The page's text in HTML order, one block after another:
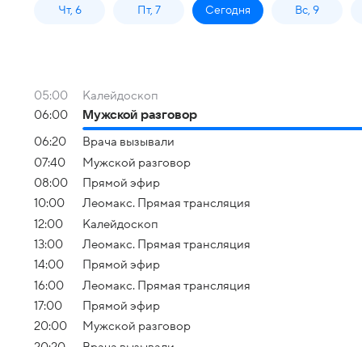
Чт, 6 Пт, 7 Сегодня Вс, 9
05:00
Калейдоскоп
06:00
Мужской разговор
06:20
Врача вызывали
07:40
Мужской разговор
08:00
Прямой эфир
10:00
Леомакс. Прямая трансляция
12:00
Калейдоскоп
13:00
Леомакс. Прямая трансляция
14:00
Прямой эфир
16:00
Леомакс. Прямая трансляция
17:00
Прямой эфир
20:00
Мужской разговор